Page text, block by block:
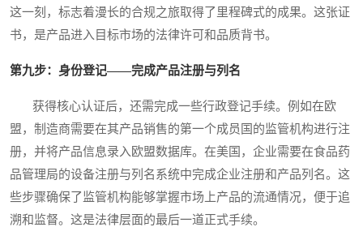
这一刻，标志着漫长的合规之旅取得了里程碑式的成果。这张证
书，是产品进入目标市场的法律许可和品质背书。
第九步：身份登记——完成产品注册与列名
获得核心认证后，还需完成一些行政登记手续。例如在欧
盟，制造商需要在其产品销售的第一个成员国的监管机构进行注
册，并将产品信息录入欧盟数据库。在美国，企业需要在食品药
品管理局的设备注册与列名系统中完成企业注册和产品列名。这
些步骤确保了监管机构能够掌握市场上产品的流通情况，便于追
溯和监督。这是法律层面的最后一道正式手续。